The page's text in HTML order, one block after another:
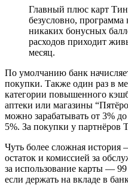
Главный плюс карт
безусловно, программа
никаких бонусных
расходов приходит
месяц.
По умолчанию банк
покупки. Также один раз в
категории повышенного
аптеки или магазины
можно зарабатывать от 3%
5%. За покупки у партнёров
Чуть более сложная
остаток и комиссией за
за использование карты —
если держать на вкладе в